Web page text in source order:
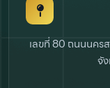
เลขที่ 80 ถนนนคร
จั